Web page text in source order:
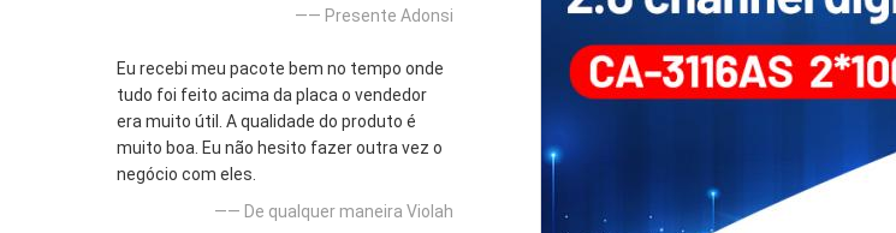
—— Presente Adonsi
Eu recebi meu pacote bem no tempo onde
tudo foi feito acima da placa o vendedor
era muito útil. A qualidade do produto é
muito boa. Eu não hesito fazer outra vez o
negócio com eles.
—— De qualquer maneira Violah